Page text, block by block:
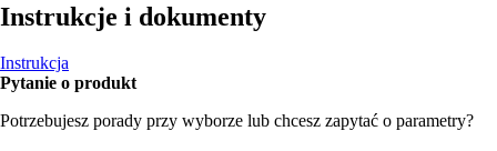
Instrukcje i dokumenty
Instrukcja
Pytanie o produkt
Potrzebujesz porady przy wyborze lub chcesz zapytać o parametry?